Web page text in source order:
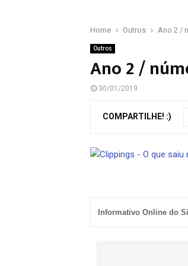
Home Outros Ano 2 /
Outros
Ano 2 /
30/01/2019
COMPARTILHE! :)
Informativo Online do